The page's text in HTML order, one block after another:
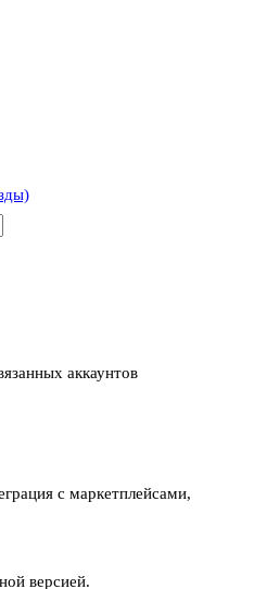
аккаунтов
с маркетплейсами,
версией.